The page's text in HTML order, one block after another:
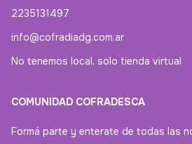
2235131497
info@cofradiadg.com.ar
No tenemos local, solo tienda virtual
COMUNIDAD COFRADESCA
Formá parte y enterate de todas las